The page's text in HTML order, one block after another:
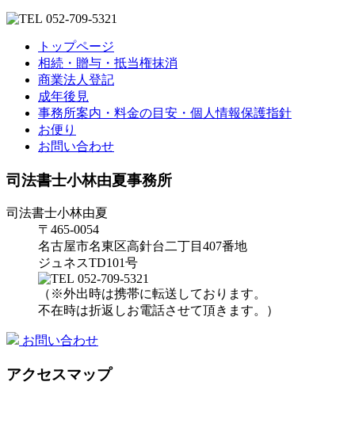
052-709-5321
トップページ
相続・贈与・抵当権抹消
商業法人登記
成年後見
事務所案内・料金の目安・個人情報保護指針
お便り
お問い合わせ
司法書士小林由夏事務所
司法書士小林由夏
〒465-0054
名古屋市名東区高針台二丁目407番地
ジュネスTD101号
052-709-5321
（※外出時は携帯に転送しております。
不在時は折返しお電話させて頂きます。）
お問い合わせ
アクセスマップ